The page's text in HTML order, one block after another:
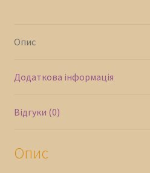
Опис
Додаткова інформація
Відгуки (0)
Опис